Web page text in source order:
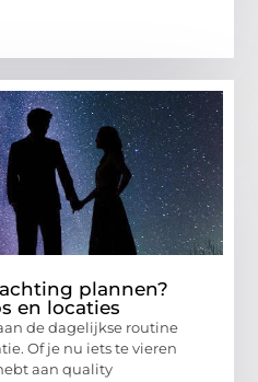
plannen?
en locaties
de dagelijkse routine
Of je nu iets te vieren
aan quality